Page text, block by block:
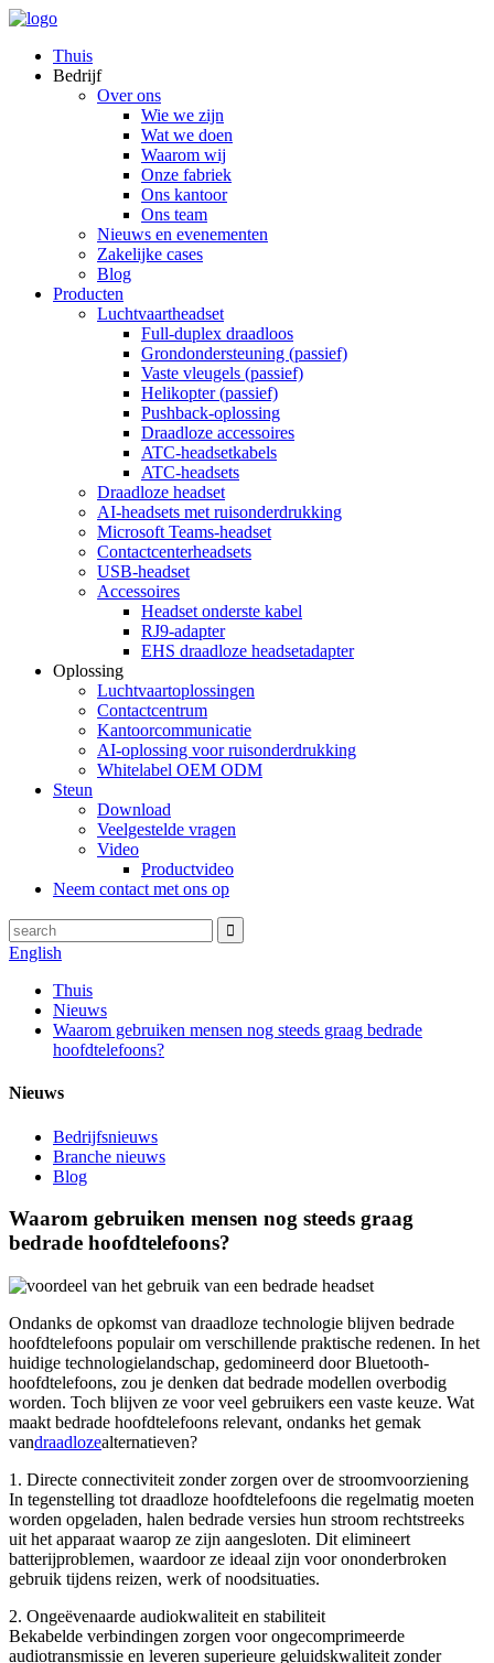
Thuis
Bedrijf
Over ons
Wie we zijn
Wat we doen
Waarom wij
Onze fabriek
Ons kantoor
Ons team
Nieuws en evenementen
Zakelijke cases
Blog
Producten
Luchtvaartheadset
Full-duplex draadloos
Grondondersteuning (passief)
Vaste vleugels (passief)
Helikopter (passief)
Pushback-oplossing
Draadloze accessoires
ATC-headsetkabels
ATC-headsets
Draadloze headset
AI-headsets met ruisonderdrukking
Microsoft Teams-headset
Contactcenterheadsets
USB-headset
Accessoires
Headset onderste kabel
RJ9-adapter
EHS draadloze headsetadapter
Oplossing
Luchtvaartoplossingen
Contactcentrum
Kantoorcommunicatie
AI-oplossing voor ruisonderdrukking
Whitelabel OEM ODM
Steun
Download
Veelgestelde vragen
Video
Productvideo
Neem contact met ons op
English
Thuis
Nieuws
Waarom gebruiken mensen nog steeds graag bedrade
hoofdtelefoons?
Nieuws
Bedrijfsnieuws
Branche nieuws
Blog
Waarom gebruiken mensen nog steeds graag
bedrade hoofdtelefoons?
Ondanks de opkomst van draadloze technologie blijven bedrade
hoofdtelefoons populair om verschillende praktische redenen. In het
huidige technologielandschap, gedomineerd door Bluetooth-
hoofdtelefoons, zou je denken dat bedrade modellen overbodig
worden. Toch blijven ze voor veel gebruikers een vaste keuze. Wat
maakt bedrade hoofdtelefoons relevant, ondanks het gemak
vandraadlozealternatieven?
1. Directe connectiviteit zonder zorgen over de stroomvoorziening
In tegenstelling tot draadloze hoofdtelefoons die regelmatig moeten
worden opgeladen, halen bedrade versies hun stroom rechtstreeks
uit het apparaat waarop ze zijn aangesloten. Dit elimineert
batterijproblemen, waardoor ze ideaal zijn voor ononderbroken
gebruik tijdens reizen, werk of noodsituaties.
2. Ongeëvenaarde audiokwaliteit en stabiliteit
Bekabelde verbindingen zorgen voor ongecomprimeerde
audiotransmissie en leveren superieure geluidskwaliteit zonder